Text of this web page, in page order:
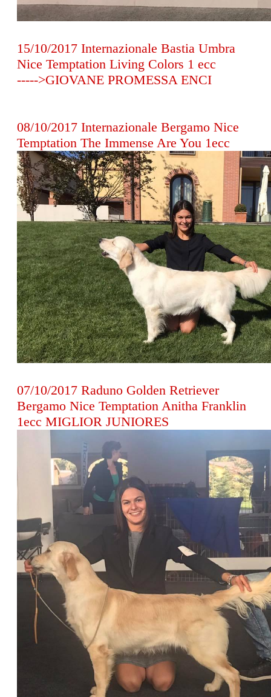
15/10/2017 Internazionale Bastia Umbra
Nice Temptation Living Colors 1 ecc
----->GIOVANE PROMESSA ENCI
08/10/2017 Internazionale Bergamo Nice
Temptation The Immense Are You 1ecc
07/10/2017 Raduno Golden Retriever
Bergamo Nice Temptation Anitha Franklin
1ecc MIGLIOR JUNIORES